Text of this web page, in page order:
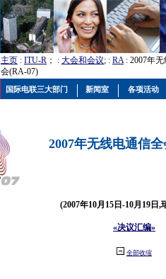
主页 : ITU-R ； : 大会和会议; : RA: 2007年
会(RA-07)
2007年无线电通信
(2007年10月15日-10月19日,
«决议汇编»
全部收缩
国际电联三大部门 新闻室 各项活动